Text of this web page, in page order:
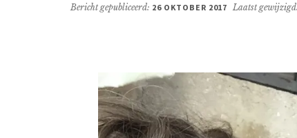
Bericht gepubliceerd: 26 OKTOBER 2017 Laatst